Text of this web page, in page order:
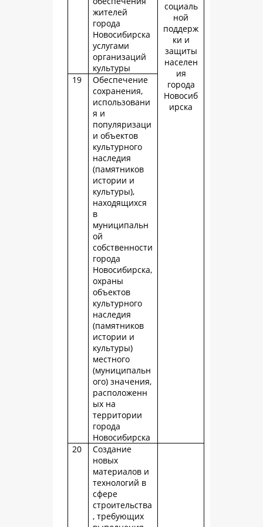
социаль
ной
поддерж
ки и
защиты
населен
ия
города
Новосиб
ирска
жителей
города
Новосибирска
услугами
организаций
культуры
19
Обеспечение
сохранения,
использовани
я и
популяризаци
и объектов
культурного
наследия
(памятников
истории и
культуры),
находящихся
в
муниципальн
ой
собственности
города
Новосибирска,
охраны
объектов
культурного
наследия
(памятников
истории и
культуры)
местного
(муниципальн
ого) значения,
расположенн
ых на
территории
города
Новосибирска
20
Создание
новых
материалов и
технологий в
сфере
строительства
, требующих